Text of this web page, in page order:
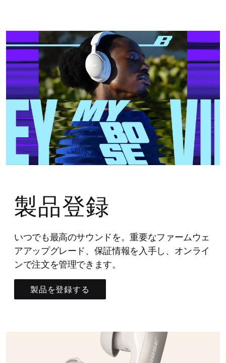
製品登録
いつでも最高のサウンドを。重要なファームウェ
アアップグレード、保証情報を入手し、オンライ
ンで注文を管理できます。
製品を登録する